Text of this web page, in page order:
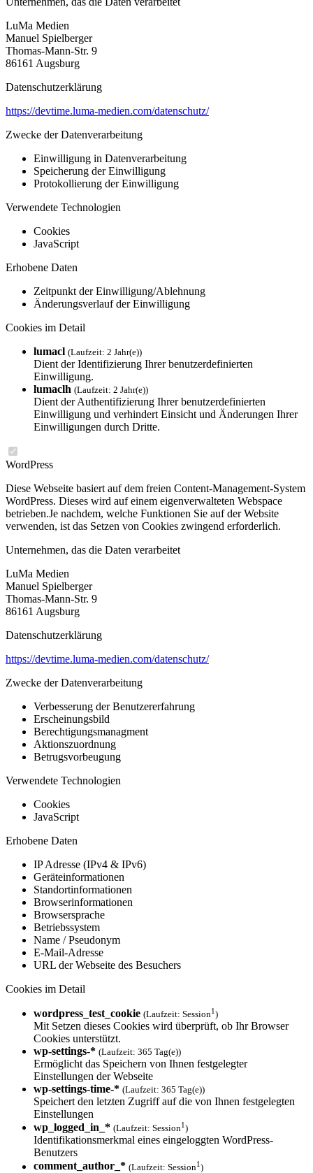
LuMa Medien
Manuel Spielberger
Thomas-Mann-Str. 9
86161 Augsburg
Datenschutzerklärung
https://devtime.luma-medien.com/datenschutz/
Zwecke der Datenverarbeitung
Einwilligung in Datenverarbeitung
Speicherung der Einwilligung
Protokollierung der Einwilligung
Verwendete Technologien
Cookies
JavaScript
Erhobene Daten
Zeitpunkt der Einwilligung/Ablehnung
Änderungsverlauf der Einwilligung
Cookies im Detail
lumacl (Laufzeit: 2 Jahr(e))
Dient der Identifizierung Ihrer benutzerdefinierten
Einwilligung.
lumaclh (Laufzeit: 2 Jahr(e))
Dient der Authentifizierung Ihrer benutzerdefinierten
Einwilligung und verhindert Einsicht und Änderungen Ihrer
Einwilligungen durch Dritte.
WordPress
Diese Webseite basiert auf dem freien Content-Management-System
WordPress. Dieses wird auf einem eigenverwalteten Webspace
betrieben.Je nachdem, welche Funktionen Sie auf der Website
verwenden, ist das Setzen von Cookies zwingend erforderlich.
Unternehmen, das die Daten verarbeitet
LuMa Medien
Manuel Spielberger
Thomas-Mann-Str. 9
86161 Augsburg
Datenschutzerklärung
https://devtime.luma-medien.com/datenschutz/
Zwecke der Datenverarbeitung
Verbesserung der Benutzererfahrung
Erscheinungsbild
Berechtigungsmanagment
Aktionszuordnung
Betrugsvorbeugung
Verwendete Technologien
Cookies
JavaScript
Erhobene Daten
IP Adresse (IPv4 & IPv6)
Geräteinformationen
Standortinformationen
Browserinformationen
Browsersprache
Betriebssystem
Name / Pseudonym
E-Mail-Adresse
URL der Webseite des Besuchers
Cookies im Detail
wordpress_test_cookie (Laufzeit: Session1)
Mit Setzen dieses Cookies wird überprüft, ob Ihr Browser
Cookies unterstützt.
wp-settings-* (Laufzeit: 365 Tag(e))
Ermöglicht das Speichern von Ihnen festgelegter
Einstellungen der Webseite
wp-settings-time-* (Laufzeit: 365 Tag(e))
Speichert den letzten Zugriff auf die von Ihnen festgelegten
Einstellungen
wp_logged_in_* (Laufzeit: Session1)
Identifikationsmerkmal eines eingeloggten WordPress-
Benutzers
comment_author_* (Laufzeit: Session1)